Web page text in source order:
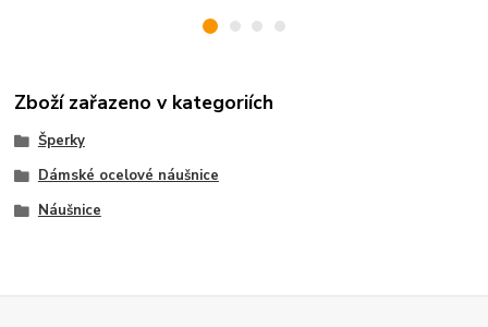
Zboží zařazeno v kategoriích
Šperky
Dámské ocelové náušnice
Náušnice